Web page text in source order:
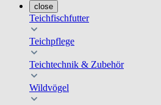
close
Teichfischfutter
Teichpflege
Teichtechnik & Zubehör
Wildvögel